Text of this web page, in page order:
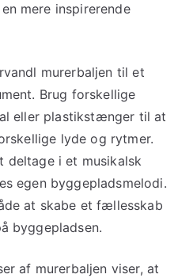
mere inspirerende
murerbaljen til et
Brug forskellige
eller plastikstænger til at
lyde og rytmer.
deltage i et musikalsk
egen byggepladsmelodi.
at skabe et fællesskab
byggepladsen.
af murerbaljen viser, at